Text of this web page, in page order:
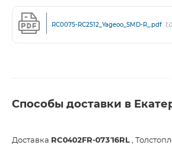
RC0075-RC2512_Yageoo_SMD-R_.pdf
Способы доставки в
Доставка RC0402FR-07316RL ,